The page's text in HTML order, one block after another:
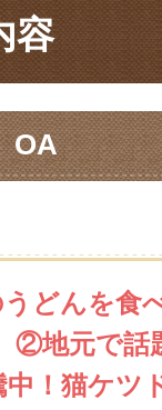
容
OA
どんを食
②地元で話
中！猫ケ